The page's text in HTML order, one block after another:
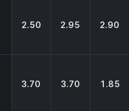
2.50 2.95 2.90
3.70 3.70 1.85